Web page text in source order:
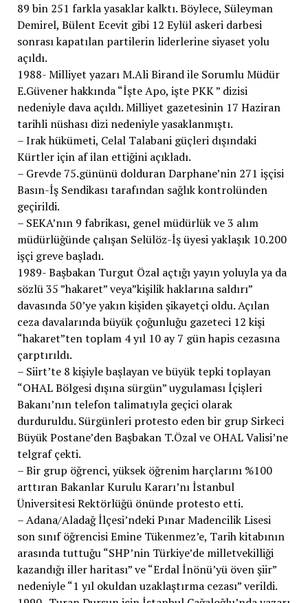
89 bin 251 farkla yasaklar kalktı. Böylece, Süleyman
Demirel, Bülent Ecevit gibi 12 Eylül askeri darbesi
sonrası kapatılan partilerin liderlerine siyaset yolu
açıldı.
1988- Milliyet yazarı M.Ali Birand ile Sorumlu Müdür
E.Güvener hakkında “İşte Apo, işte PKK ” dizisi
nedeniyle dava açıldı. Milliyet gazetesinin 17 Haziran
tarihli nüshası dizi nedeniyle yasaklanmıştı.
– Irak hükümeti, Celal Talabani güçleri dışındaki
Kürtler için af ilan ettiğini açıkladı.
– Grevde 75.gününü dolduran Darphane’nin 271 işçisi
Basın-İş Sendikası tarafından sağlık kontrolünden
geçirildi.
– SEKA’nın 9 fabrikası, genel müdürlük ve 3 alım
müdürlüğünde çalışan Selülöz-İş üyesi yaklaşık 10.200
işçi greve başladı.
1989- Başbakan Turgut Özal açtığı yayın yoluyla ya da
sözlü 35 ”hakaret” veya”kişilik haklarına saldırı”
davasında 50’ye yakın kişiden şikayetçi oldu. Açılan
ceza davalarında büyük çoğunluğu gazeteci 12 kişi
“hakaret”ten toplam 4 yıl 10 ay 7 gün hapis cezasına
çarptırıldı.
– Siirt’te 8 kişiyle başlayan ve büyük tepki toplayan
“OHAL Bölgesi dışına sürgün” uygulaması İçişleri
Bakanı’nın telefon talimatıyla geçici olarak
durduruldu. Sürgünleri protesto eden bir grup Sirkeci
Büyük Postane’den Başbakan T.Özal ve OHAL Valisi’ne
telgraf çekti.
– Bir grup öğrenci, yüksek öğrenim harçlarını %100
arttıran Bakanlar Kurulu Kararı’nı İstanbul
Üniversitesi Rektörlüğü önünde protesto etti.
– Adana/Aladağ İlçesi’ndeki Pınar Madencilik Lisesi
son sınıf öğrencisi Emine Tükenmez’e, Tarih kitabının
arasında tuttuğu “SHP’nin Türkiye’de milletvekilliği
kazandığı iller haritası” ve “Erdal İnönü’yü öven şiir”
nedeniyle “1 yıl okuldan uzaklaştırma cezası” verildi.